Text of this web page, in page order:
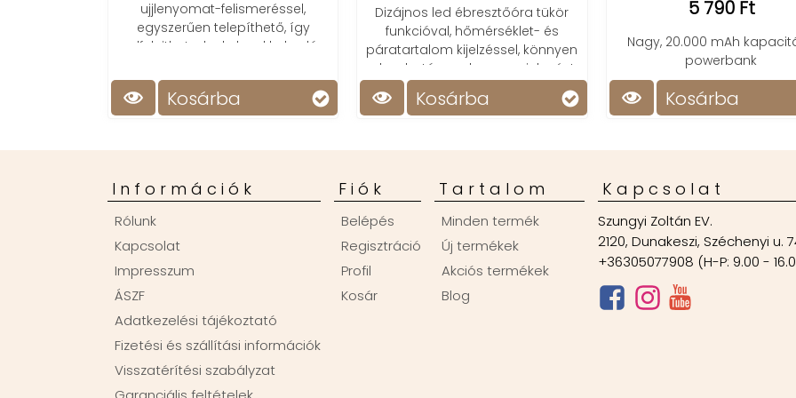
Dizájnos led ébresztőóra tükör
funkcióval, hőmérséklet- és
Kosárba
5 790 Ft
Nagy, 20.000 mAh kapacitású
powerbank
Kosárba
vadkamerával! Éjjel-
mozgásérzékelős, IR,
funkcióval.
Kosárba
Információk
Rólunk
Kapcsolat
Impresszum
ÁSZF
Adatkezelési tájékoztató
Fizetési és szállítási információk
Visszatérítési szabályzat
Fiók
Belépés
Regisztráció
Profil
Kosár
Tartalom
Minden termék
Új termékek
Akciós termékek
Blog
Kapcsolat
Szungyi Zoltán EV.
2120, Dunakeszi, Széchenyi u.
+36305077908 (H-P: 9.00 -